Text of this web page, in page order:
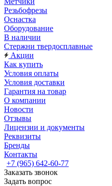
Резьбофрезы
Оснастка
Оборудование
В наличии
Стержни твердосплавные
Акции
Как купить
Условия оплаты
Условия доставки
Гарантия на товар
О компании
Новости
Отзывы
Лицензии и документы
Реквизиты
Бренды
Контакты
+7 (965) 642-60-77
Заказать звонок
Задать вопрос